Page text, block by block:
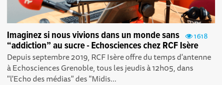
1618
Imaginez si nous vivions dans un monde sans
“addiction” au sucre - Echosciences chez RCF Isère
Depuis septembre 2019, RCF Isère offre du temps d'antenne
à Echosciences Grenoble, tous les jeudis à 12h05, dans
"l'Echo des médias" des "Midis...